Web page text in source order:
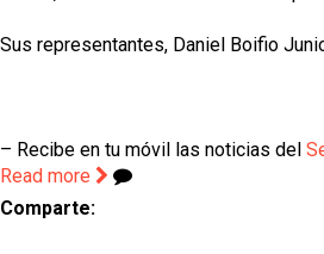
Sus representantes, Daniel Boifio
– Recibe en tu móvil las noticias del
Read more
Comparte: